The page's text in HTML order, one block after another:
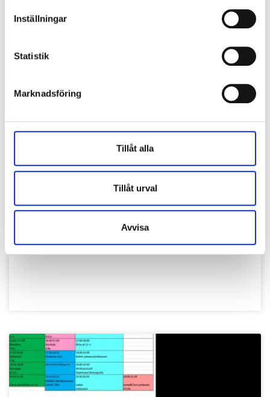
Inställningar
Statistik
Marknadsföring
Tillåt alla
Tillåt urval
Avvisa
söndag 1.3 (Tryckeriteatern i Karis)
Kom med och upplev det glada och energiska
uppträdande som bland annat
dansare (från Sri Lanka), Afro-uppträdande
dansnummer och fri jam på teaterscenen.
Evanemanget har gratis inträde. Varaktighet ca 1
Det är inte möjligt att boka biljetter till
föreställningen i förväg.Första 200 ryms med.